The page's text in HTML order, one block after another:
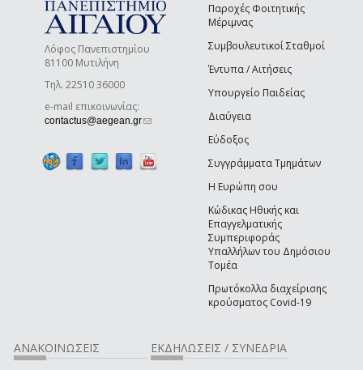
Λόφος Πανεπιστημίου
81100 Μυτιλήνη
Τηλ. 22510 36000
e-mail επικοινωνίας:
contactus@aegean.gr(link sends e-mail)
Παροχές Φοιτητικής
Μέριμνας
Συμβουλευτικοί Σταθμοί
Έντυπα / Αιτήσεις
Υπουργείο Παιδείας
Διαύγεια
Εύδοξος
Συγγράμματα Τμημάτων
Η Ευρώπη σου
Κώδικας Ηθικής και
Επαγγελματικής
Συμπεριφοράς
Υπαλλήλων του Δημόσιου
Τομέα
Πρωτόκολλα διαχείρισης
κρούσματος Covid-19
ΑΝΑΚΟΙΝΩΣΕΙΣ ΕΚΔΗΛΩΣΕΙΣ / ΣΥΝΕΔΡΙΑ